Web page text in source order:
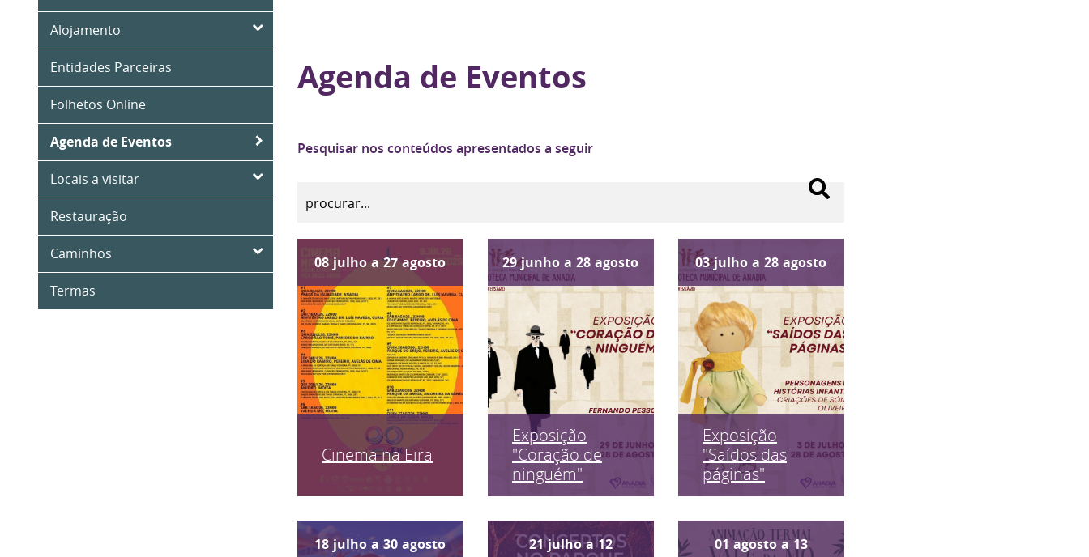
Alojamento
Entidades Parceiras
Folhetos Online
Agenda de Eventos
Locais a visitar
Restauração
Caminhos
Termas
Agenda de Eventos
Pesquisar nos conteúdos apresentados a seguir
08 julho a 27 agosto
Cinema na Eira
29 junho a 28 agosto
Exposição
"Coração de
ninguém"
03 julho a 28 agosto
Exposição
"Saídos das
páginas"
18 julho a 30 agosto 21 julho a 12
01 agosto a 13